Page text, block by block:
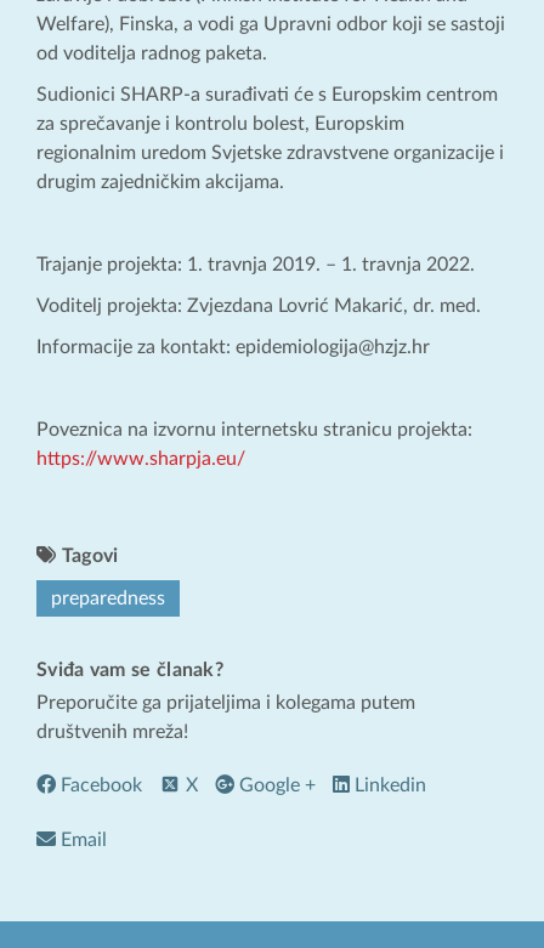
Welfare), Finska, a vodi ga Upravni odbor koji se sastoji
od voditelja radnog paketa.
Sudionici SHARP-a surađivati će ​​s Europskim centrom
za sprečavanje i kontrolu bolest, Europskim
regionalnim uredom Svjetske zdravstvene organizacije i
drugim zajedničkim akcijama.
Trajanje projekta: 1. travnja 2019. – 1. travnja 2022.
Voditelj projekta: Zvjezdana Lovrić Makarić, dr. med.
Informacije za kontakt: epidemiologija@hzjz.hr
Poveznica na izvornu internetsku stranicu projekta:
https://www.sharpja.eu/
Tagovi
preparedness
Sviđa vam se članak?
Preporučite ga prijateljima i kolegama putem
društvenih mreža!
Facebook X Google + Linkedin
Email